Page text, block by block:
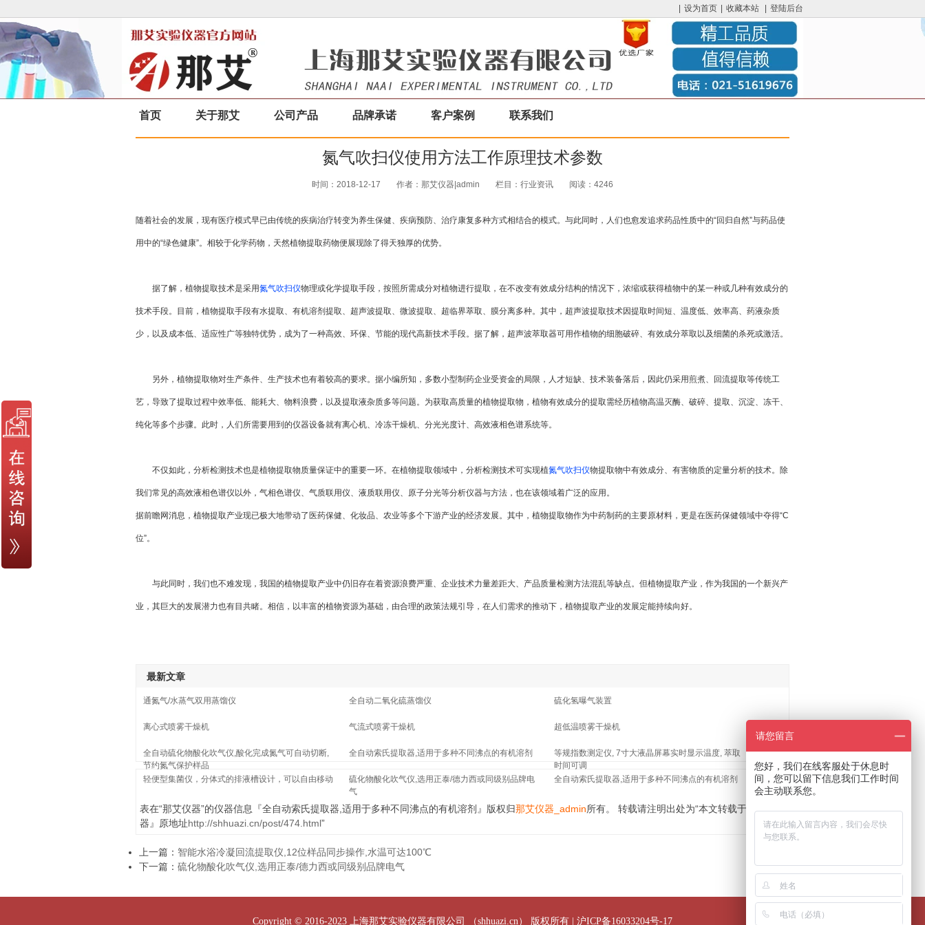
设为首页 收藏本站 登陆后台
首页 关于那艾 公司产品 品牌承诺 客户案例 联系我们
氮气吹扫仪使用方法工作原理技术参数
时间：2018-12-17 作者：那艾仪器|admin 栏目： 行业资讯 阅读：4246
随着社会的发展，现有医疗模式早已由传统的疾病治疗转变为养生保健、疾病预防、治疗康复多种方式相结合的模式。与此同时，人们也愈发追求药品性质中的“回归自然”与药品使
用中的“绿色健康”。相较于化学药物，天然植物提取药物便展现除了得天独厚的优势。
据了解，植物提取技术是采用氮气吹扫仪物理或化学提取手段，按照所需成分对植物进行提取，在不改变有效成分结构的情况下，浓缩或获得植物中的某一种或几种有效成分的
技术手段。目前，植物提取手段有水提取、有机溶剂提取、超声波提取、微波提取、超临界萃取、膜分离多种。其中，超声波提取技术因提取时间短、温度低、效率高、药液杂质
少，以及成本低、适应性广等独特优势，成为了一种高效、环保、节能的现代高新技术手段。据了解，超声波萃取器可用作植物的细胞破碎、有效成分萃取以及细菌的杀死或激活。
另外，植物提取物对生产条件、生产技术也有着较高的要求。据小编所知，多数小型制药企业受资金的局限，人才短缺、技术装备落后，因此仍采用煎煮、回流提取等传统工
艺，导致了提取过程中效率低、能耗大、物料浪费，以及提取液杂质多等问题。为获取高质量的植物提取物，植物有效成分的提取需经历植物高温灭酶、破碎、提取、沉淀、冻干、
纯化等多个步骤。此时，人们所需要用到的仪器设备就有离心机、冷冻干燥机、分光光度计、高效液相色谱系统等。
不仅如此，分析检测技术也是植物提取物质量保证中的重要一环。在植物提取领域中，分析检测技术可实现植氮气吹扫仪物提取物中有效成分、有害物质的定量分析的技术。除
我们常见的高效液相色谱仪以外，气相色谱仪、气质联用仪、液质联用仪、原子分光等分析仪器与方法，也在该领域着广泛的应用。
据前瞻网消息，植物提取产业现已极大地带动了医药保健、化妆品、农业等多个下游产业的经济发展。其中，植物提取物作为中药制药的主要原材料，更是在医药保健领域中夺得“C
位”。
与此同时，我们也不难发现，我国的植物提取产业中仍旧存在着资源浪费严重、企业技术力量差距大、产品质量检测方法混乱等缺点。但植物提取产业，作为我国的一个新兴产
业，其巨大的发展潜力也有目共睹。相信，以丰富的植物资源为基础，由合理的政策法规引导，在人们需求的推动下，植物提取产业的发展定能持续向好。
最新文章
通氮气/水蒸气双用蒸馏仪 全自动二氧化硫蒸馏仪 硫化氢曝气装置
离心式喷雾干燥机 气流式喷雾干燥机 超低温喷雾干燥机
全自动硫化物酸化吹气仪,酸化完成氮气可自动切断,
节约氮气保护样品
全自动索氏提取器,适用于多种不同沸点的有机溶剂
等规指数测定仪, 7寸大液晶屏幕实时显示温度, 萃取
时间可调
轻便型集菌仪，分体式的排液槽设计，可以自由移动
硫化物酸化吹气仪,选用正泰/德力西或同级别品牌电
气
全自动索氏提取器,适用于多种不同沸点的有机溶剂
除非注
明，发
表在“那艾仪器”的仪器信息『全自动索氏提取器,适用于多种不同沸点的有机溶剂』版权归那艾仪器_admin所有。
转载请注明出处为“本文转载于『那艾仪
器』原地址http://shhuazi.cn/post/474.html”
上一篇： 智能水浴冷凝回流提取仪,12位样品同步操作,水温可达100℃
下一篇： 硫化物酸化吹气仪,选用正泰/德力西或同级别品牌电气
Copyright © 2016-2023 上海那艾实验仪器有限公司 （shhuazi.cn） 版权所有 | 沪ICP备16033204号-17
请您留言
您好，我们在线客服处于休息时
间，您可以留下信息我们工作时间
会主动联系您。